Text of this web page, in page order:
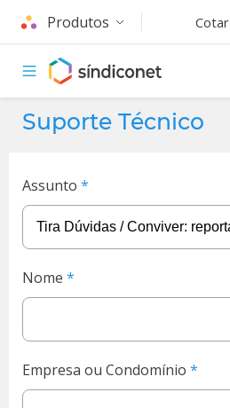
Produtos Cotar
Suporte Técnico
Assunto
Nome
Empresa ou Condomínio